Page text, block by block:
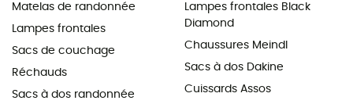
Matelas de randonnée
Lampes frontales
Sacs de couchage
Réchauds
Sacs à dos randonnée
Lampes frontales Black
Diamond
Chaussures Meindl
Sacs à dos Dakine
Cuissards Assos